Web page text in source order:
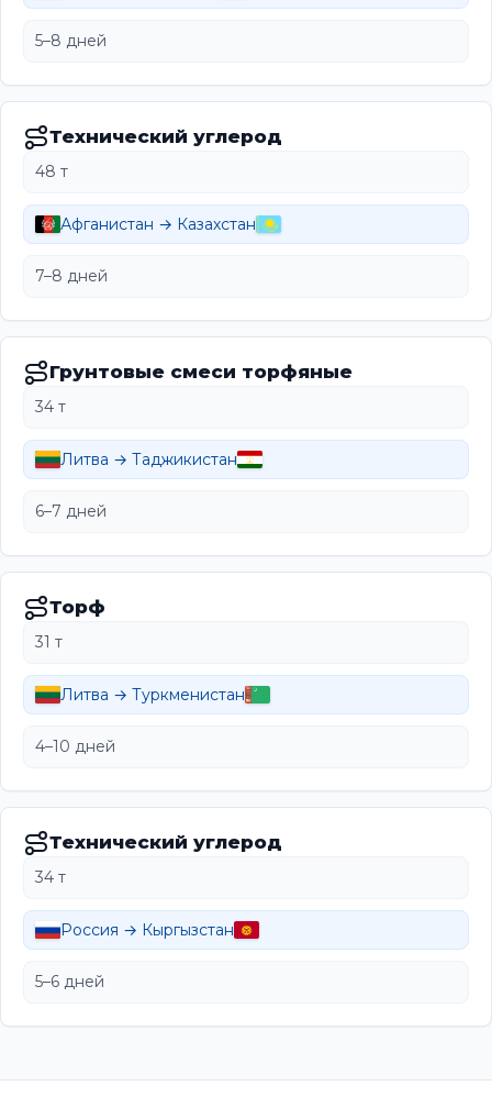
5–8 дней
Технический углерод
48 т
Афганистан → Казахстан
7–8 дней
Грунтовые смеси торфяные
34 т
Литва → Таджикистан
6–7 дней
Торф
31 т
Литва → Туркменистан
4–10 дней
Технический углерод
34 т
Россия → Кыргызстан
5–6 дней